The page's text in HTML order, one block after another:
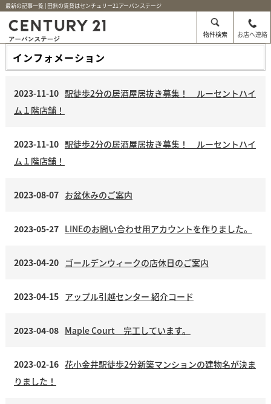
最新の記事一覧 | 田無の賃貸はセンチュリー21アーバンステージ
物件検索 お店へ連絡
インフォメーション
2023-11-10 駅徒歩2分の居酒屋居抜き募集！ ルーセントハイ
ム１階店舗！
2023-11-10 駅徒歩2分の居酒屋居抜き募集！ ルーセントハイ
ム１階店舗！
2023-08-07 お盆休みのご案内
2023-05-27 LINEのお問い合わせ用アカウントを作りました。
2023-04-20 ゴールデンウィークの店休日のご案内
2023-04-15 アップル引越センター 紹介コード
2023-04-08 Maple Court 完工しています。
2023-02-16 花小金井駅徒歩2分新築マンションの建物名が決ま
りました！